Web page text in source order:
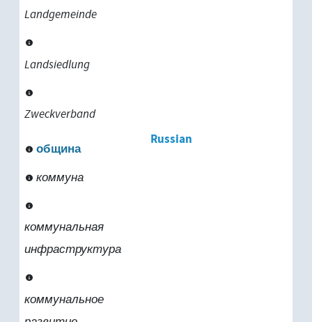
Landgemeinde
Landsiedlung
Zweckverband
Russian
община
коммуна
коммунальная
инфраструктура
коммунальное